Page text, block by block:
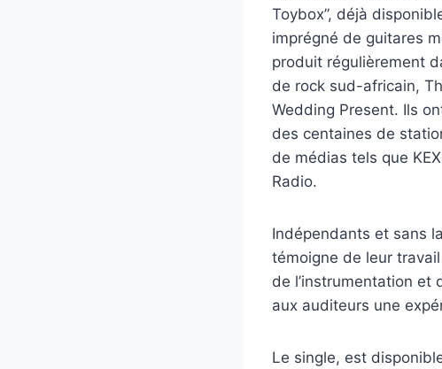
Toybox”, déjà
imprégné de guitares
produit régulièrement
de rock sud-africain,
Wedding Present. Ils
des centaines de
de médias tels que
Radio.
Indépendants et sans
témoigne de leur
de l’instrumentation et
aux auditeurs une
Le single, est